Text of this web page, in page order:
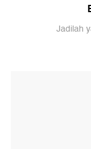
Jadilah